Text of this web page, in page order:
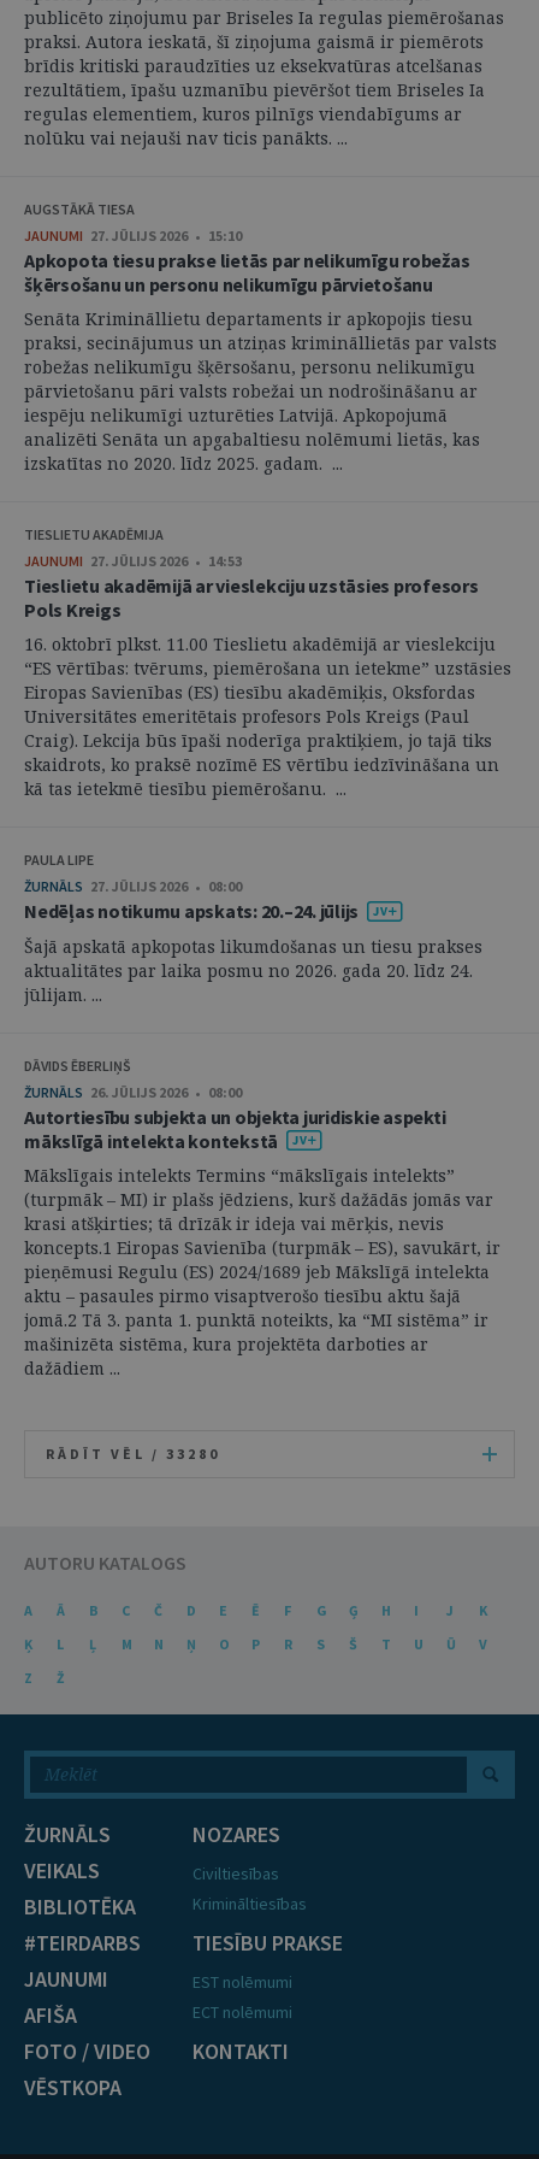
publicēto ziņojumu par Briseles Ia regulas piemērošanas
praksi. Autora ieskatā, šī ziņojuma gaismā ir piemērots
brīdis kritiski paraudzīties uz eksekvatūras atcelšanas
rezultātiem, īpašu uzmanību pievēršot tiem Briseles Ia
regulas elementiem, kuros pilnīgs viendabīgums ar
nolūku vai nejauši nav ticis panākts. ...
AUGSTĀKĀ TIESA
JAUNUMI 27. JŪLIJS 2026 • 15:10
Apkopota tiesu prakse lietās par nelikumīgu robežas
šķērsošanu un personu nelikumīgu pārvietošanu
Senāta Krimināllietu departaments ir apkopojis tiesu
praksi, secinājumus un atziņas krimināllietās par valsts
robežas nelikumīgu šķērsošanu, personu nelikumīgu
pārvietošanu pāri valsts robežai un nodrošināšanu ar
iespēju nelikumīgi uzturēties Latvijā. Apkopojumā
analizēti Senāta un apgabaltiesu nolēmumi lietās, kas
izskatītas no 2020. līdz 2025. gadam. ...
TIESLIETU AKADĒMIJA
JAUNUMI 27. JŪLIJS 2026 • 14:53
Tieslietu akadēmijā ar vieslekciju uzstāsies profesors
Pols Kreigs
16. oktobrī plkst. 11.00 Tieslietu akadēmijā ar vieslekciju
“ES vērtības: tvērums, piemērošana un ietekme” uzstāsies
Eiropas Savienības (ES) tiesību akadēmiķis, Oksfordas
Universitātes emeritētais profesors Pols Kreigs (Paul
Craig). Lekcija būs īpaši noderīga praktiķiem, jo tajā tiks
skaidrots, ko praksē nozīmē ES vērtību iedzīvināšana un
kā tas ietekmē tiesību piemērošanu. ...
PAULA LIPE
ŽURNĀLS 27. JŪLIJS 2026 • 08:00
Nedēļas notikumu apskats: 20.–24. jūlijs
Šajā apskatā apkopotas likumdošanas un tiesu prakses
aktualitātes par laika posmu no 2026. gada 20. līdz 24.
jūlijam. ...
DĀVIDS ĒBERLIŅŠ
ŽURNĀLS 26. JŪLIJS 2026 • 08:00
Autortiesību subjekta un objekta juridiskie aspekti
mākslīgā intelekta kontekstā
Mākslīgais intelekts Termins “mākslīgais intelekts”
(turpmāk – MI) ir plašs jēdziens, kurš dažādās jomās var
krasi atšķirties; tā drīzāk ir ideja vai mērķis, nevis
koncepts.1 Eiropas Savienība (turpmāk – ES), savukārt, ir
pieņēmusi Regulu (ES) 2024/1689 jeb Mākslīgā intelekta
aktu – pasaules pirmo visaptverošo tiesību aktu šajā
jomā.2 Tā 3. panta 1. punktā noteikts, ka “MI sistēma” ir
mašinizēta sistēma, kura projektēta darboties ar
dažādiem ...
RĀDĪT VĒL / 33280
AUTORU KATALOGS
A Ā B C Č D E Ē F G Ģ H I J
K
Ķ
L Ļ M N Ņ O P R S Š T U Ū
V
Z
Ž
ŽURNĀLS
VEIKALS
BIBLIOTĒKA
#TEIRDARBS
JAUNUMI
AFIŠA
FOTO / VIDEO
VĒSTKOPA
NOZARES
Civiltiesības
Krimināltiesības
TIESĪBU PRAKSE
EST nolēmumi
ECT nolēmumi
KONTAKTI